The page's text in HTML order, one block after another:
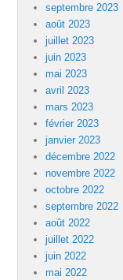
septembre 2023
août 2023
juillet 2023
juin 2023
mai 2023
avril 2023
mars 2023
février 2023
janvier 2023
décembre 2022
novembre 2022
octobre 2022
septembre 2022
août 2022
juillet 2022
juin 2022
mai 2022